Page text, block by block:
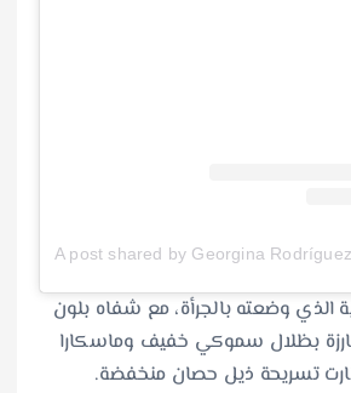
A post shared by Georgina
الذي وضعته بالجرأة، مع شفاه بلون
بظلال سموكي خفيف وماسكارا
تسريحة ذيل حصان منخفضة.